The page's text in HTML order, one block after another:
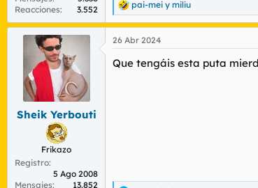
Reacciones
3.552
R
e
a
c
i
pai-mei y miliu
Sheik Yerbouti
Frikazo
Registro
5 Ago 2008
Mensajes
13.852
26 Abr 2024
Que tengáis esta puta